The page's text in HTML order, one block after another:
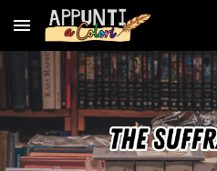
Skip to main content